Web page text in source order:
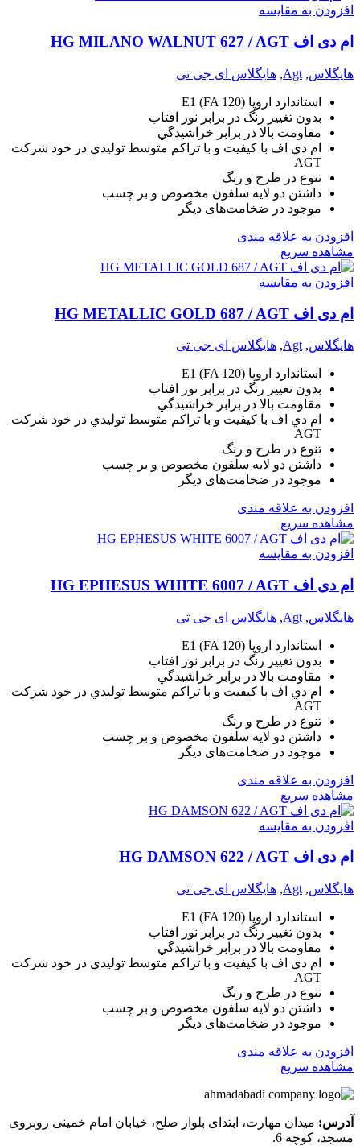
افزودن به مقایسه
ام دی اف HG MILANO WALNUT 627 / AGT
هایگلاس,
Agt
, هایگلاس ای جی تی
استاندارد اروپا (E1 (FA 120
بدون تغيير رنگ در برابر نور افتاب
مقاومت بالا در برابر خراشيدگي
ام دي اف با کيفيت و با تراکم متوسط توليدي در خود شرکت
AGT
تنوع در طرح و رنگ
داشتن دو لايه سلفون مخصوص و بر چسب
موجود در ضخامت‌های دیگر
افزودن به علاقه مندی
مشاهده سریع
افزودن به مقایسه
ام دی اف HG METALLIC GOLD 687 / AGT
هایگلاس,
Agt
, هایگلاس ای جی تی
استاندارد اروپا (E1 (FA 120
بدون تغيير رنگ در برابر نور افتاب
مقاومت بالا در برابر خراشيدگي
ام دي اف با کيفيت و با تراکم متوسط توليدي در خود شرکت
AGT
تنوع در طرح و رنگ
داشتن دو لايه سلفون مخصوص و بر چسب
موجود در ضخامت‌های دیگر
افزودن به علاقه مندی
مشاهده سریع
افزودن به مقایسه
ام دی اف HG EPHESUS WHITE 6007 / AGT
هایگلاس,
Agt
, هایگلاس ای جی تی
استاندارد اروپا (E1 (FA 120
بدون تغيير رنگ در برابر نور افتاب
مقاومت بالا در برابر خراشيدگي
ام دي اف با کيفيت و با تراکم متوسط توليدي در خود شرکت
AGT
تنوع در طرح و رنگ
داشتن دو لايه سلفون مخصوص و بر چسب
موجود در ضخامت‌های دیگر
افزودن به علاقه مندی
مشاهده سریع
افزودن به مقایسه
ام دی اف HG DAMSON 622 / AGT
هایگلاس,
Agt
, هایگلاس ای جی تی
استاندارد اروپا (E1 (FA 120
بدون تغيير رنگ در برابر نور افتاب
مقاومت بالا در برابر خراشيدگي
ام دي اف با کيفيت و با تراکم متوسط توليدي در خود شرکت
AGT
تنوع در طرح و رنگ
داشتن دو لايه سلفون مخصوص و بر چسب
موجود در ضخامت‌های دیگر
افزودن به علاقه مندی
مشاهده سریع
آدرس: میدان مهارت، ابتدای بلوار صلح، خیابان امام خمینی روبروی
مسجد، کوچه 6.